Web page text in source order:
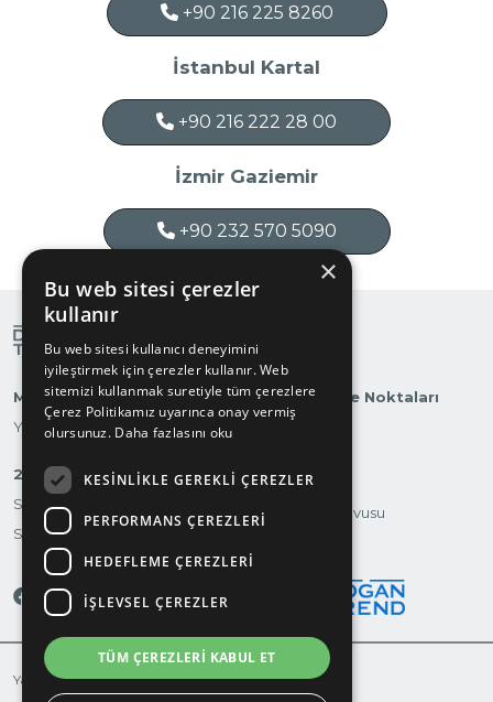
+90 216 225 8260
İstanbul Kartal
+90 216 222 28 00
İzmir Gaziemir
+90 232 570 5090
Markalarımız
Yatırımcı İlişkileri
Otomobilite Noktaları
2.El
Suvmarket
Scootermarket
Test Sürüşü
Servis Randevusu
Yasal Uyarı
×
Bu web sitesi çerezler
kullanır
Bu web sitesi kullanıcı deneyimini
iyileştirmek için çerezler kullanır. Web
sitemizi kullanmak suretiyle tüm çerezlere
Çerez Politikamız uyarınca onay vermiş
olursunuz. Daha fazlasını oku
KESINLIKLE GEREKLI ÇEREZLER
PERFORMANS ÇEREZLERI
HEDEFLEME ÇEREZLERI
İŞLEVSEL ÇEREZLER
TÜM ÇEREZLERI KABUL ET